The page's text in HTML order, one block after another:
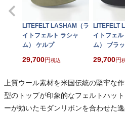
LITEFELT LASHAM（ラ
イトフェルト ラシャ
ム） ケルプ
29,700 税込
LITEFELT
イトフェル
ム） ブラ
29,700
上質ウール素材を米国伝統の堅牢な
型のトップが印象的なフェルトハッ
ーが効いたモダンリボンを合わせた逸